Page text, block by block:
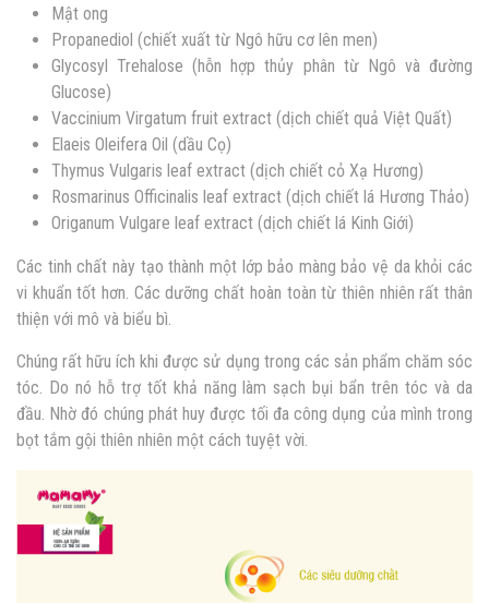
Mật ong
Propanediol (chiết xuất từ Ngô hữu cơ lên men)
Glycosyl Trehalose (hỗn hợp thủy phân từ Ngô và đường
Glucose)
Vaccinium Virgatum fruit extract (dịch chiết quả Việt Quất)
Elaeis Oleifera Oil (dầu Cọ)
Thymus Vulgaris leaf extract (dịch chiết cỏ Xạ Hương)
Rosmarinus Officinalis leaf extract (dịch chiết lá Hương Thảo)
Origanum Vulgare leaf extract (dịch chiết lá Kinh Giới)
Các tinh chất này tạo thành một lớp bảo màng bảo vệ da khỏi các
vi khuẩn tốt hơn. Các dưỡng chất hoàn toàn từ thiên nhiên rất thân
thiện với mô và biểu bì.
Chúng rất hữu ích khi được sử dụng trong các sản phẩm chăm sóc
tóc. Do nó hỗ trợ tốt khả năng làm sạch bụi bẩn trên tóc và da
đầu. Nhờ đó chúng phát huy được tối đa công dụng của mình trong
bọt tắm gội thiên nhiên một cách tuyệt vời.